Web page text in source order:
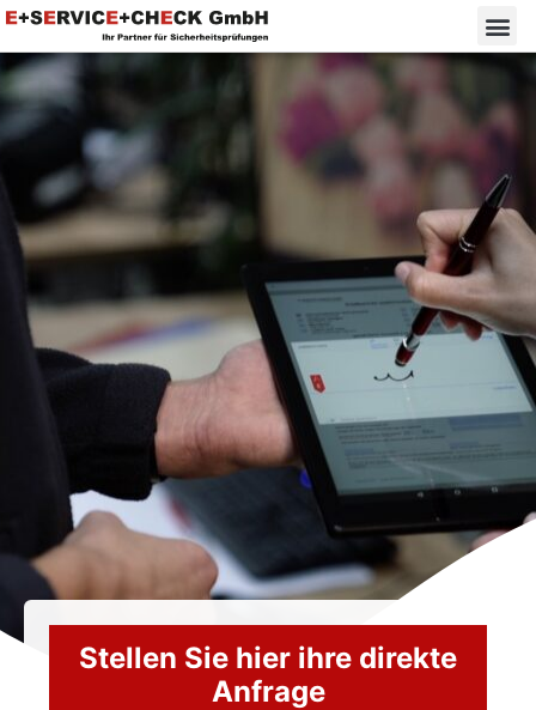
Stellen Sie hier ihre direkte
Anfrage